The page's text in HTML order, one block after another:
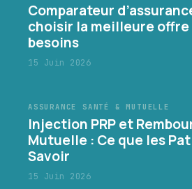
Comparateur
choisir la meilleure offre
besoins
15 Juin 2026
ASSURANCE SANTÉ & MUTUELLE
Injection PRP et
Mutuelle : Ce que les
Savoir
15 Juin 2026